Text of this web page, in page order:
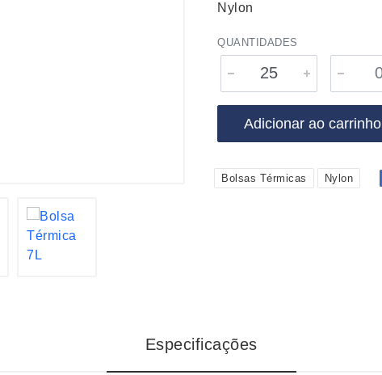
Nylon
QUANTIDADES
Adicionar ao carrinho
Bolsas Térmicas Nylon
Especificações